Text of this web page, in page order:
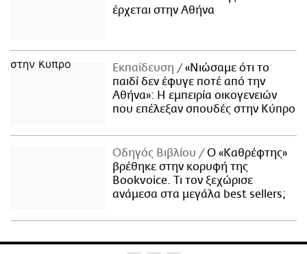
έρχεται στην Αθήνα
Εκπαίδευση
«Νιώσαμε ότι το
παιδί δεν έφυγε ποτέ από την
Αθήνα»: Η εμπειρία οικογενειών
που επέλεξαν σπουδές στην Κύπρο
Οδηγός Βιβλίου
Ο «Καθρέφτης»
βρέθηκε στην κορυφή της
Bookvoice. Τι τον ξεχώρισε
ανάμεσα στα μεγάλα best sellers;